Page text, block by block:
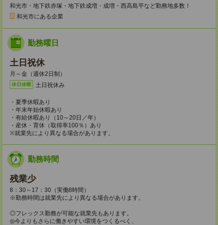
和光市・地下鉄赤塚・地下鉄成増・成増・西高島平など勤務地多数！
和光市にある企業
勤務曜日
土日祝休
月～金（週休2日制）
休日休暇 土日祝休み
・夏季休暇あり
・年末年始休暇あり
・有給休暇あり（10～20日／年）
・産休・育休（取得率100％）あり
※就業先により異なる場合があります。
勤務時間
残業少
8：30～17：30（実働8時間）
※勤務時間は就業先により異なる場合があります。
◎フレックス勤務が可能な就業先もあります。
◎今よりもさらに働きやすい環境をつくるべく、